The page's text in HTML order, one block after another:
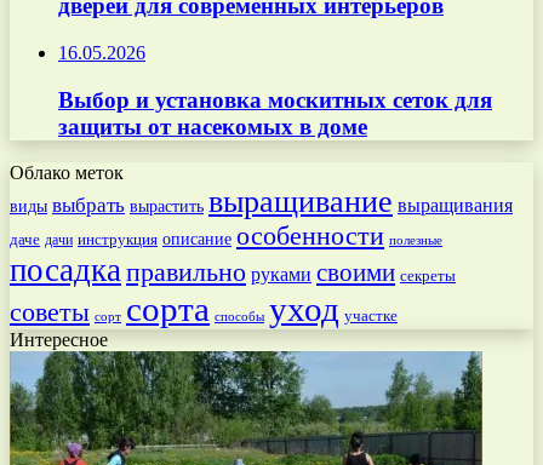
дверей для современных интерьеров
16.05.2026
Выбор и установка москитных сеток для
защиты от насекомых в доме
Облако меток
виды выбрать вырастить выращивание выращивания
даче дачи инструкция описание особенности полезные
посадкаправильно руками своими секреты
советы сорт сорта способы уход участке
Интересное